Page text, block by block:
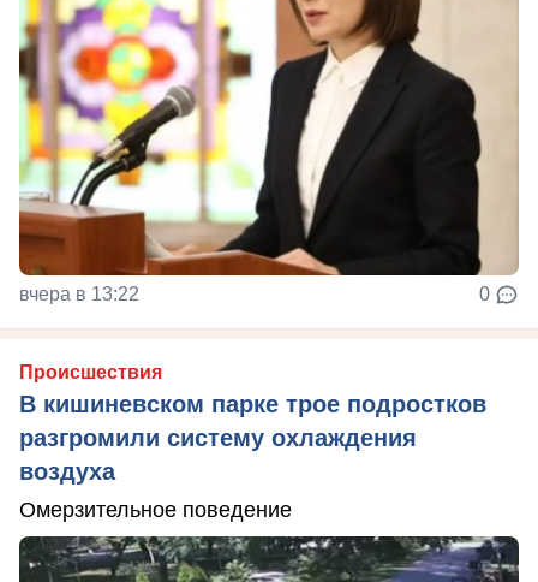
вчера в 13:22 0
Происшествия
В кишиневском парке трое подростков
разгромили систему охлаждения
воздуха
Омерзительное поведение